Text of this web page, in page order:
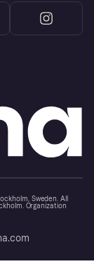
Sweden. All
Organization